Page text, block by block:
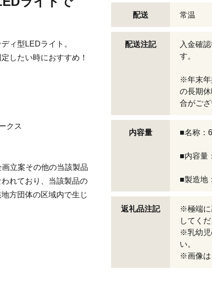
ィ型LEDライト。
したい時におすすめ！
クス
立案その他の当該製品
れており、当該製品の
方団体の区域内で生じ
配送 常温
配送注記
入金確
す。
※年末年
の長期
合がござ
内容量 ■名称：
■内容量
■製造地
返礼品注記
※極端に
してくだ
※乳幼児
い。
※画像は